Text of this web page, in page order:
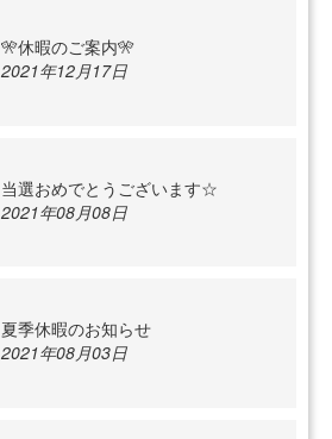
🎌休暇のご案内🎌
2021年12月17日
当選おめでとうございます☆
2021年08月08日
夏季休暇のお知らせ
2021年08月03日